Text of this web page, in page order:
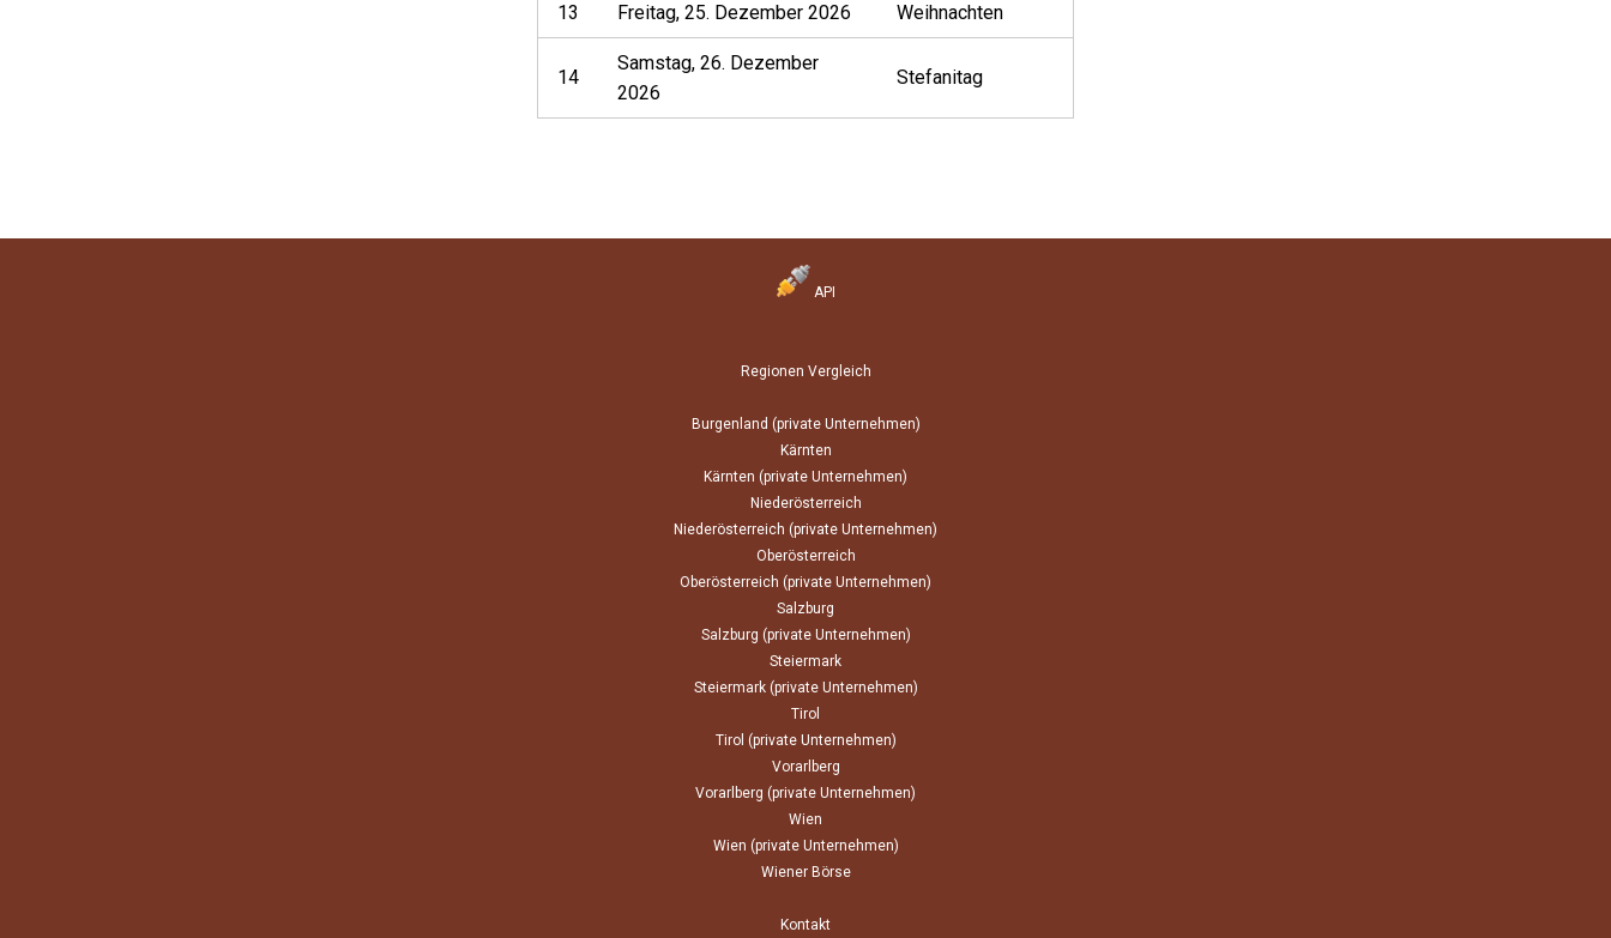
13 Freitag, 25. Dezember 2026 Weihnachten
14
Samstag, 26. Dezember
2026
Stefanitag
API
Regionen Vergleich
Burgenland (private Unternehmen)
Kärnten
Kärnten (private Unternehmen)
Niederösterreich
Niederösterreich (private Unternehmen)
Oberösterreich
Oberösterreich (private Unternehmen)
Salzburg
Salzburg (private Unternehmen)
Steiermark
Steiermark (private Unternehmen)
Tirol
Tirol (private Unternehmen)
Vorarlberg
Vorarlberg (private Unternehmen)
Wien
Wien (private Unternehmen)
Wiener Börse
Kontakt